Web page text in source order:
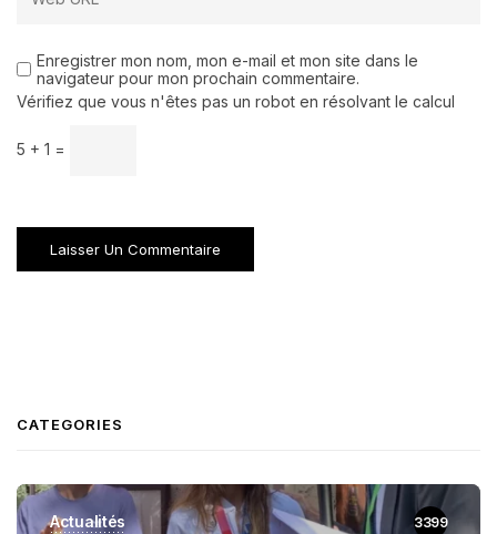
Enregistrer mon nom, mon e-mail et mon site dans le
navigateur pour mon prochain commentaire.
Vérifiez que vous n'êtes pas un robot en résolvant le calcul
5 + 1 =
CATEGORIES
Actualités 3399